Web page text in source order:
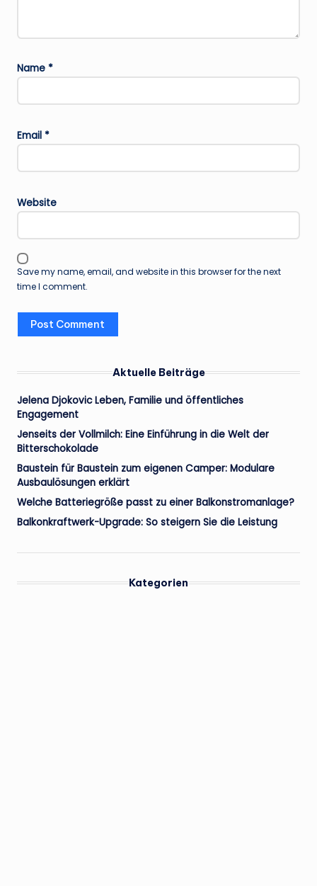
Name *
Email *
Website
Save my name, email, and website in this browser for the next
time I comment.
Aktuelle Beiträge
Jelena Djokovic Leben, Familie und öffentliches
Engagement
Jenseits der Vollmilch: Eine Einführung in die Welt der
Bitterschokolade
Baustein für Baustein zum eigenen Camper: Modulare
Ausbaulösungen erklärt
Welche Batteriegröße passt zu einer Balkonstromanlage?
Balkonkraftwerk-Upgrade: So steigern Sie die Leistung
Kategorien